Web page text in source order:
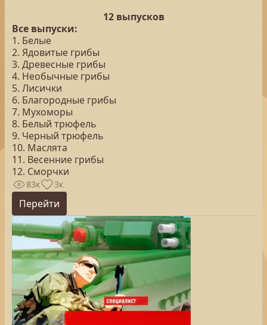
12 выпусков
Все выпуски:
1. Белые
2. Ядовитые грибы
3. Древесные грибы
4. Необычные грибы
5. Лисички
6. Благородные грибы
7. Мухоморы
8. Белый трюфель
9. Черный трюфель
10. Маслята
11. Весенние грибы
12. Сморчки
83к 3к
Перейти